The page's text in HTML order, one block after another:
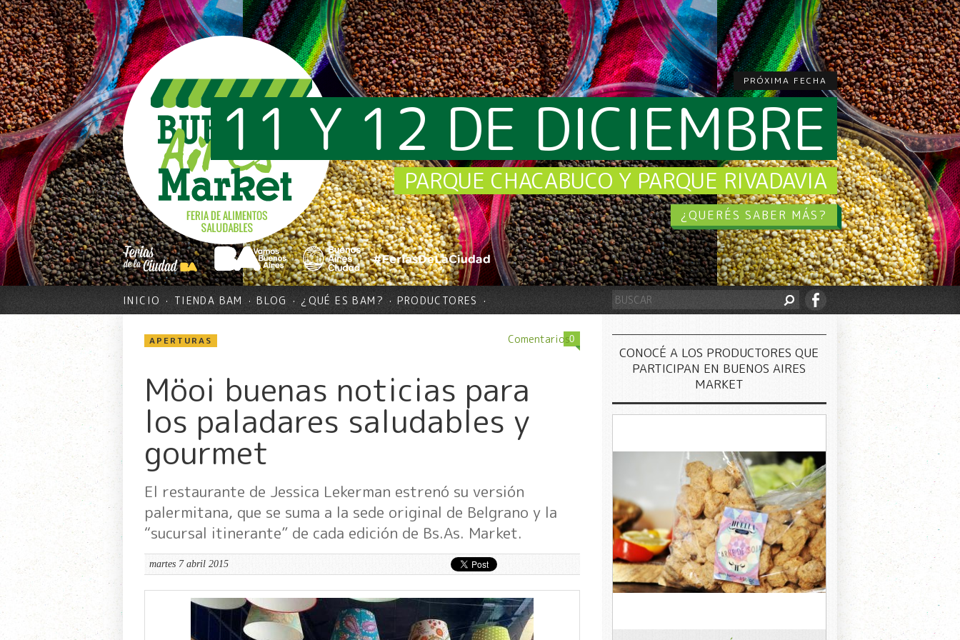
PRÓXIMA FECHA
11 Y 12 DE DICIEMBRE
PARQUE CHACABUCO Y PARQUE RIVADAVIA
¿QUERÉS SABER MÁS?
INICIO TIENDA BAM BLOG ¿QUÉ ES BAM? PRODUCTORES
Comentarios0
APERTURAS
Möoi buenas noticias para
los paladares saludables y
gourmet
El restaurante de Jessica Lekerman estrenó su versión
palermitana, que se suma a la sede original de Belgrano y la
“sucursal itinerante” de cada edición de Bs.As. Market.
martes 7 abril 2015
CONOCÉ A LOS PRODUCTORES QUE
PARTICIPAN EN BUENOS AIRES
MARKET